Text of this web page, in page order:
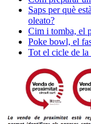
Saps per què
oleato?
Cim i tomba, el
Poke bowl, el
Tot el cicle de